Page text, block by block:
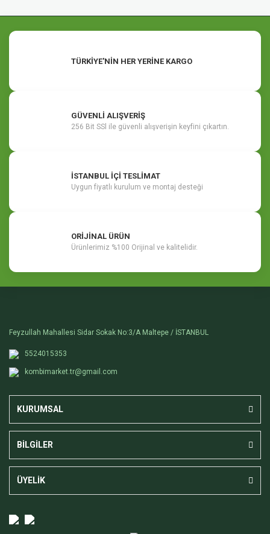
TÜRKİYE'NİN HER YERİNE KARGO
GÜVENLİ ALIŞVERİŞ
256 Bit SSl ile güvenli alışverişin keyfini çıkartın.
İSTANBUL İÇİ TESLİMAT
Uygun fiyatlı kurulum ve montaj desteği
ORİJİNAL ÜRÜN
Ürünlerimiz %100 Orijinal ve kalitelidir.
Feyzullah Mahallesi Sidar Sokak No:3/A Maltepe / İSTANBUL
5524015353
kombimarket.tr@gmail.com
KURUMSAL
BİLGİLER
ÜYELİK